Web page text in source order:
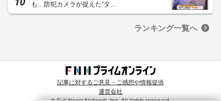
も…防犯カメラが捉えた“タ…
ランキング一覧へ
記事に対するご意見・ご感想や情報提供
運営会社